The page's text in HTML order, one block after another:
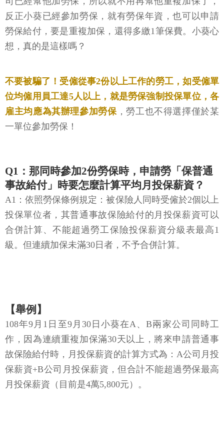
反正小葵已經參加勞保，就有勞保年資，也可以申請
勞保給付，要是重複加保，還得多繳1筆保費。小葵心
想，真的是這樣嗎？
不要被騙了！受僱從事2份以上工作的勞工，如受僱單
位均僱用員工達5人以上，就是勞保強制投保單位，各
雇主均應為其辦理參加勞保，勞工也不得選擇僅於某
一單位參加勞保！
Q1：那同時參加2份勞保時，申請勞「保普通
事故給付」時要怎麼計算平均月投保薪資？
A1：依照勞保條例規定：被保險人同時受僱於2個以上
投保單位者，其普通事故保險給付的月投保薪資可以
合併計算、不能超過勞工保險投保薪資分級表最高1
級。但連續加保未滿30日者，不予合併計算。
【舉例】
108年9月1日至9月30日小葵在A、B兩家公司同時工
作，因為連續重複加保滿30天以上，將來申請普通事
故保險給付時，月投保薪資的計算方式為：A公司月投
保薪資+B公司月投保薪資，但合計不能超過勞保最高
月投保薪資（目前是4萬5,800元）。